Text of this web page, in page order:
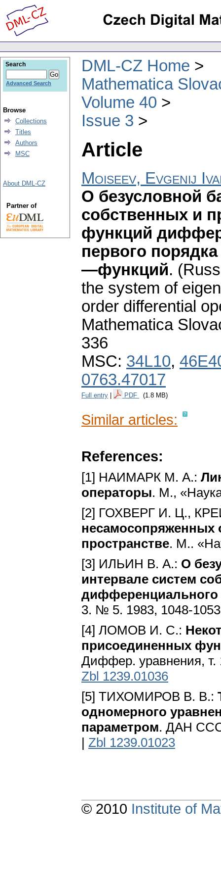
DML-CZ Home
Mathematica
Volume 40
Issue 3
Article
Moiseev, Evgenij
О безусловной
собственных и
функций
первого
—функций.
the system of
order differential
Mathematica
336
MSC: 34L10,
0763.47017
Full entry PDF (1.8 MB)
Similar articles:
References:
[1] НАИМАРК М. А.:
операторы. М.,
[2] ГОХВЕРГ И. Ц.,
несамосопряженных
пространстве. М..
[3] ИЛЬИН В. А.: О
интервале систем
дифференциального
3. № 5. 1983, 1048-
[4] ЛОМОВ И. С.:
присоединенных
Диффер. уравнения,
Zbl 1239.01036
[5] ТИХОМИРОВ В. В.:
одномерного
параметром. ДАН
| Zbl 1239.01023
Search
Advanced Search
Browse
Collections
Titles
Authors
MSC
About DML-CZ
Partner of
© 2010 Institute of